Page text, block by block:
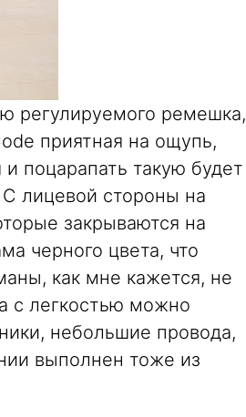
регулируемого ремешка,
приятная на ощупь,
поцарапать такую будет
лицевой стороны на
закрываются на
черного цвета, что
как мне кажется, не
с легкостью можно
небольшие провода,
выполнен тоже из